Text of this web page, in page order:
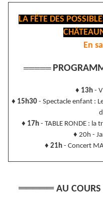
LA FÊTE DES
En
═════
♦ 13h -
♦ 15h30- Spectacle enfant :
♦ 17h - TABLE RONDE :
♦ 20h -
♦ 21h- Concert
═════AU COURS